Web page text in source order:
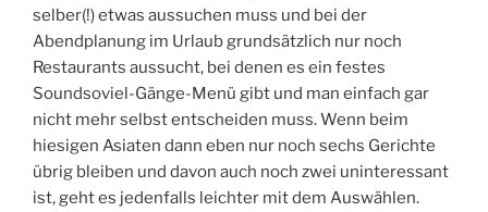
selber(!) etwas aussuchen muss und bei der
Abendplanung im Urlaub grundsätzlich nur noch
Restaurants aussucht, bei denen es ein festes
Soundsoviel-Gänge-Menü gibt und man einfach gar
nicht mehr selbst entscheiden muss. Wenn beim
hiesigen Asiaten dann eben nur noch sechs Gerichte
übrig bleiben und davon auch noch zwei uninteressant
ist, geht es jedenfalls leichter mit dem Auswählen.